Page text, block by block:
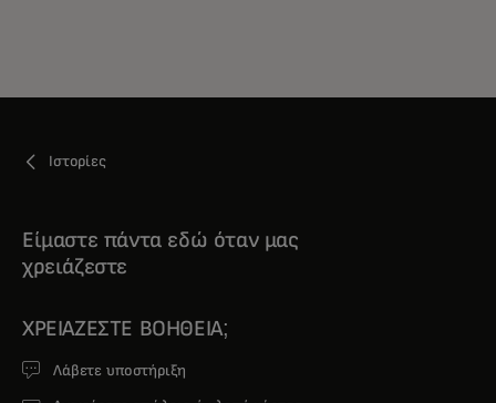
Ιστορίες
Είμαστε πάντα εδώ όταν μας
χρειάζεστε
ΧΡΕΙΆΖΕΣΤΕ ΒΟΉΘΕΙΑ;
Λάβετε υποστήριξη